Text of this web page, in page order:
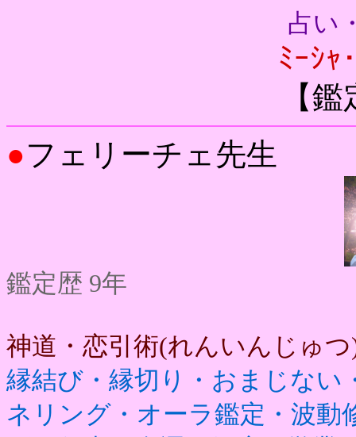
占い
ﾐｰｼｬ
【
●フェリーチェ先生
鑑定歴 9年
神道・恋引術(れんいんじゅ
縁結び・縁切り・おまじな
ネリング・オーラ鑑定・波動